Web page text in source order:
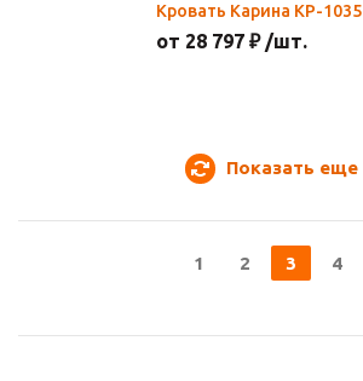
Кровать Карина КР-1035
от 28 797 ₽ /шт.
Показать еще
1 2 3 4